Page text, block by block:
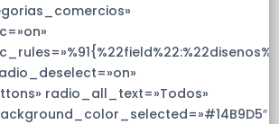
radio_all_text=»Todos»